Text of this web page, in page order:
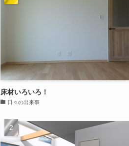
床材いろいろ！
日々の出来事